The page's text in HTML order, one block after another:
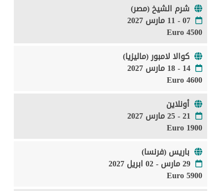
شرم الشيخ (مصر)
07 - 11 مارس 2027
4500 Euro
كوالا لامبور (ماليزيا)
14 - 18 مارس 2027
4600 Euro
أونلاين
21 - 25 مارس 2027
1900 Euro
باريس (فرنسا)
29 مارس - 02 ابريل 2027
5900 Euro